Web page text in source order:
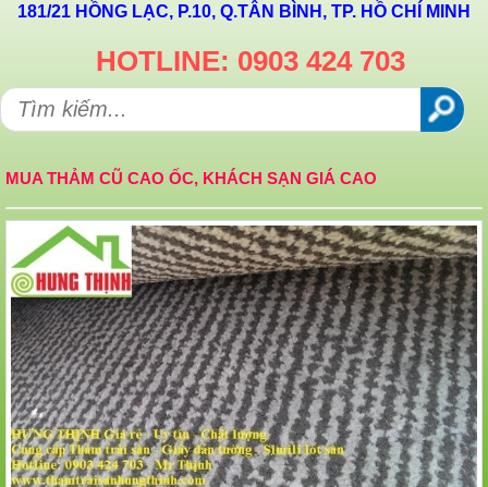
181/21 HỒNG LẠC, P.10, Q.TÂN BÌNH, TP. HỒ CHÍ MINH
HOTLINE: 0903 424 703
MUA THẢM CŨ CAO ỐC, KHÁCH SẠN GIÁ CAO